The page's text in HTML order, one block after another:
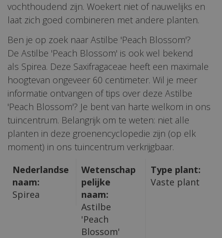
vochthoudend zijn. Woekert niet of nauwelijks en
laat zich goed combineren met andere planten.
Ben je op zoek naar Astilbe 'Peach Blossom'?
De Astilbe 'Peach Blossom' is ook wel bekend
als Spirea. Deze Saxifragaceae heeft een maximale
hoogtevan ongeveer 60 centimeter. Wil je meer
informatie ontvangen of tips over deze Astilbe
'Peach Blossom'? Je bent van harte welkom in ons
tuincentrum. Belangrijk om te weten: niet alle
planten in deze groenencyclopedie zijn (op elk
moment) in ons tuincentrum verkrijgbaar.
Nederlandse
naam:
Spirea
Wetenschap
pelijke
naam:
Astilbe
'Peach
Blossom'
Type plant:
Vaste plant